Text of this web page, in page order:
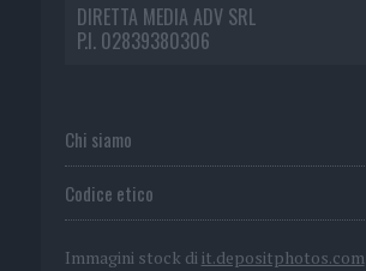
DIRETTA MEDIA ADV SRL
P.I. 02839380306
Chi siamo
Codice etico
Immagini stock di it.depositphotos.com